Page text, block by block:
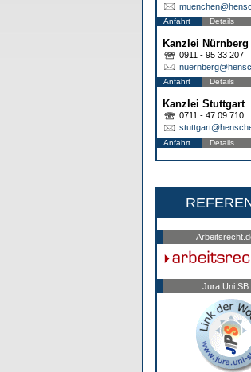
Anfahrt Details
Kanzlei Nürnberg
0911 - 95 33 207
Anfahrt Details
Kanzlei Stuttgart
0711 - 47 09 710
Anfahrt Details
Jura Uni SB